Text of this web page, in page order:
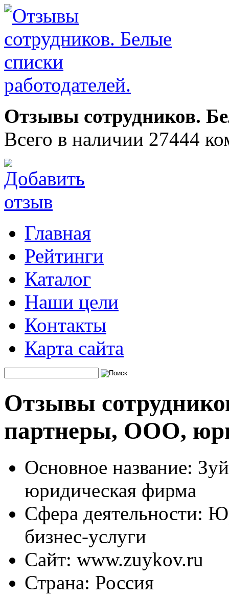
Отзывы сотрудников.
Всего в наличии 27444
Главная
Рейтинги
Каталог
Наши цели
Контакты
Карта сайта
Отзывы
партнеры, ООО,
Основное название:
юридическая фирма
Сфера деятельности:
бизнес-услуги
Сайт: www.zuykov.ru
Страна: Россия